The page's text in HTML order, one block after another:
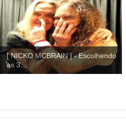
[ NICKO MCBRAIN ] - Escolhendo
as 3...